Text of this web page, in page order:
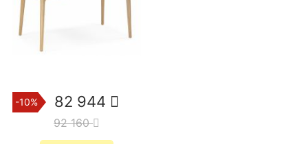
-10% 82 944
92 160